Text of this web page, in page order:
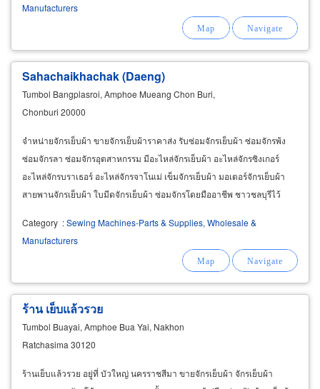
Manufacturers
Sahachaikhachak (Daeng)
Tumbol Bangplasroi, Amphoe Mueang Chon Buri,
Chonburi 20000
จำหน่ายจักรเย็บผ้า ขายจักรเย็บผ้าราคาส่ง รับซ่อมจักรเย็บผ้า ซ่อมจักรพ้ง
ซ่อมจักรลา ซ่อมจักรอุตสาหกรรม มีอะไหล่จักรเย็บผ้า อะไหล่จักรซิงเกอร์
อะไหล่จักรบราเธอร์ อะไหล่จักรจาโนเม่ เข็มจักรเย็บผ้า มอเตอร์จักรเย็บผ้า
สายพานจักรเย็บผ้า ใบมีดจักรเย็บผ้า ซ่อมจักรโดยมืออาชีพ ชาวชลบุรีไว้
Category :Sewing Machines-Parts & Supplies, Wholesale &
Manufacturers
ร้าน เย็บแล้วรวย
Tumbol Buayai, Amphoe Bua Yai, Nakhon
Ratchasima 30120
ร้านเย็บแล้วรวย อยู่ที่ บัวใหญ่ นครราชสีมา ขายจักรเย็บผ้า จักรเย็บผ้า